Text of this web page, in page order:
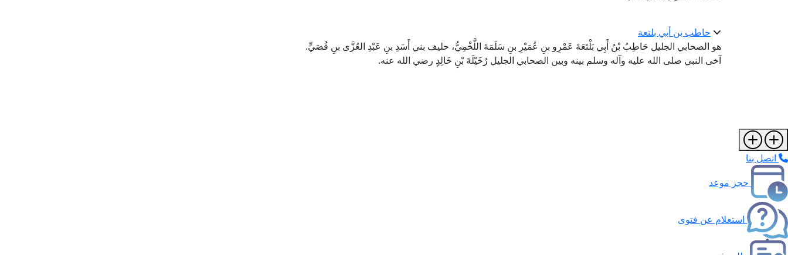
حاطب بن أبي بلتعة
هو الصحابي الجليل حَاطِبُ بْنُ أَبِي بَلْتَعَةَ عَمْرِو بنِ عُمَيْرِ بنِ سَلَمَةَ اللَّخْمِيُّ، حليف بني أَسَدِ بنِ عَبْدِ العُزَّى بنِ قُصَيٍّ.
آخى النبي صلى الله عليه وآله وسلم بينه وبين الصحابي الجليل رُخَيْلَةَ بْنِ خَالِدٍ رضي الله عنه.
اتصل بنا
حجز موعد
استعلام عن فتوى